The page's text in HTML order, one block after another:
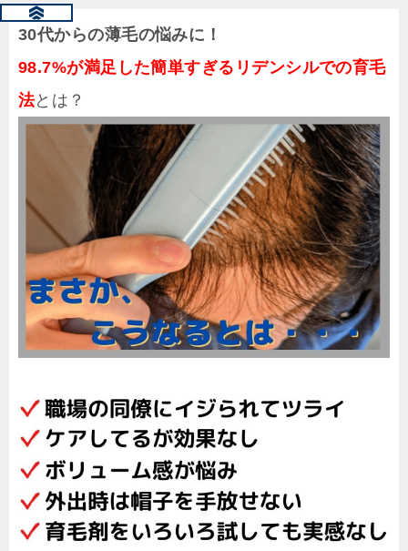
30代からの薄毛の悩みに！
98.7%が満足した簡単すぎるリデンシルでの育毛
法とは？